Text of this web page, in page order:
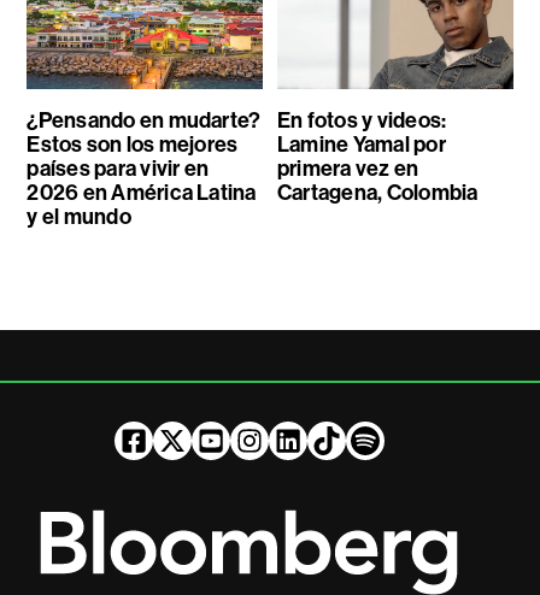
¿Pensando en mudarte?
Estos son los mejores
países para vivir en
2026 en América Latina
y el mundo
En fotos y videos:
Lamine Yamal por
primera vez en
Cartagena, Colombia